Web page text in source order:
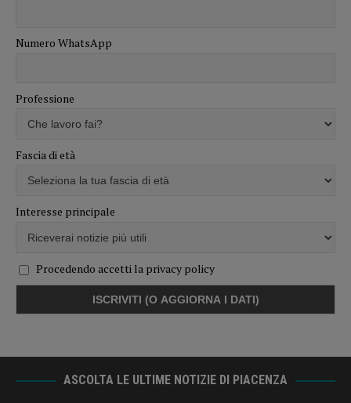
Numero WhatsApp
Professione
Fascia di età
Interesse principale
Procedendo accetti la privacy policy
ASCOLTA LE ULTIME NOTIZIE DI PIACENZA